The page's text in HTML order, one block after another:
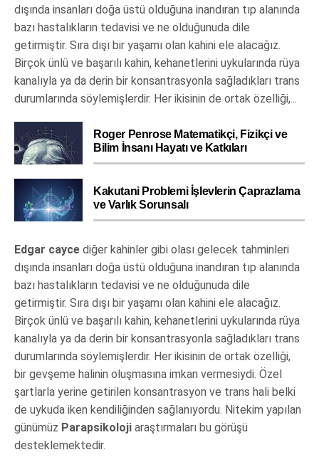
dışında insanları doğa üstü olduğuna inandıran tıp alanında
bazı hastalıkların tedavisi ve ne olduğunuda dile
getirmiştir. Sıra dışı bir yaşamı olan kahini ele alacağız.
Birçok ünlü ve başarılı kahin, kehanetlerini uykularında rüya
kanalıyla ya da derin bir konsantrasyonla sağladıkları trans
durumlarında söylemişlerdir. Her ikisinin de ortak özelliği,...
Roger Penrose Matematikçi, Fizikçi ve
Bilim İnsanı Hayatı ve Katkıları
Kakutani Problemi İşlevlerin Çaprazlama
ve Varlık Sorunsalı
Edgar cayce diğer kahinler gibi olası gelecek tahminleri
dışında insanları doğa üstü olduğuna inandıran tıp alanında
bazı hastalıkların tedavisi ve ne olduğunuda dile
getirmiştir. Sıra dışı bir yaşamı olan kahini ele alacağız.
Birçok ünlü ve başarılı kahin, kehanetlerini uykularında rüya
kanalıyla ya da derin bir konsantrasyonla sağladıkları trans
durumlarında söylemişlerdir. Her ikisinin de ortak özelliği,
bir gevşeme halinin oluşmasına imkan vermesiydi. Özel
şartlarla yerine getirilen konsantrasyon ve trans hali belki
de uykuda iken kendiliğinden sağlanıyordu. Nitekim yapılan
günümüz Parapsikoloji araştırmaları bu görüşü
desteklemektedir.